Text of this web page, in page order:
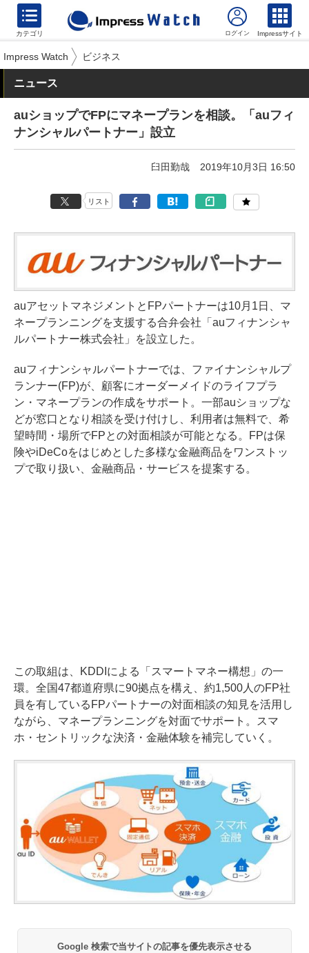
カテゴリ Impressサイト
Impress Watch ビジネス
ニュース
auショップでFPにマネープランを相談。「auフィ
ナンシャルパートナー」設立
臼田勤哉 2019年10月3日 16:50
リスト
auアセットマネジメントとFPパートナーは10月1日、マ
ネープランニングを支援する合弁会社「auフィナンシャ
ルパートナー株式会社」を設立した。
auフィナンシャルパートナーでは、ファイナンシャルプ
ランナー(FP)が、顧客にオーダーメイドのライフプラ
ン・マネープランの作成をサポート。一部auショップな
どが窓口となり相談を受け付けし、利用者は無料で、希
望時間・場所でFPとの対面相談が可能となる。FPは保
険やiDeCoをはじめとした多様な金融商品をワンストッ
プで取り扱い、金融商品・サービスを提案する。
この取組は、KDDIによる「スマートマネー構想」の一
環。全国47都道府県に90拠点を構え、約1,500人のFP社
員を有しているFPパートナーの対面相談の知見を活用し
ながら、マネープランニングを対面でサポート。スマ
ホ・セントリックな決済・金融体験を補完していく。
Google 検索で当サイトの記事を優先表示させる